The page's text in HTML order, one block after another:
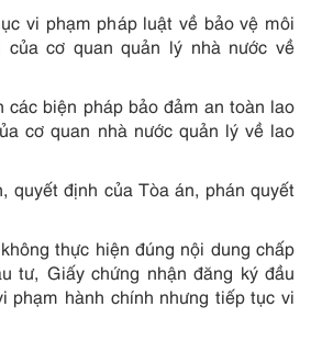
pháp luật về bảo vệ môi
của cơ quan quản lý nhà nước về
biện pháp bảo đảm an toàn lao
cơ quan nhà nước quản lý về lao
định của Tòa án, phán quyết
thực hiện đúng nội dung chấp
tư, Giấy chứng nhận đăng ký đầu
phạm hành chính nhưng tiếp tục vi